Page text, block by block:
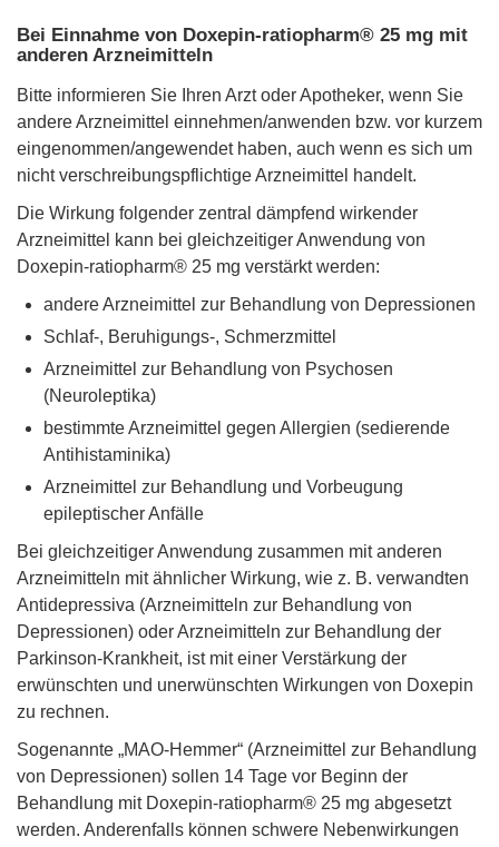
Bei Einnahme von Doxepin-ratiopharm® 25 mg mit
anderen Arzneimitteln
Bitte informieren Sie Ihren Arzt oder Apotheker, wenn Sie
andere Arzneimittel einnehmen/anwenden bzw. vor kurzem
eingenommen/angewendet haben, auch wenn es sich um
nicht verschreibungspflichtige Arzneimittel handelt.
Die Wirkung folgender zentral dämpfend wirkender
Arzneimittel kann bei gleichzeitiger Anwendung von
Doxepin-ratiopharm® 25 mg verstärkt werden:
andere Arzneimittel zur Behandlung von Depressionen
Schlaf-, Beruhigungs-, Schmerzmittel
Arzneimittel zur Behandlung von Psychosen
(Neuroleptika)
bestimmte Arzneimittel gegen Allergien (sedierende
Antihistaminika)
Arzneimittel zur Behandlung und Vorbeugung
epileptischer Anfälle
Bei gleichzeitiger Anwendung zusammen mit anderen
Arzneimitteln mit ähnlicher Wirkung, wie z. B. verwandten
Antidepressiva (Arzneimitteln zur Behandlung von
Depressionen) oder Arzneimitteln zur Behandlung der
Parkinson-Krankheit, ist mit einer Verstärkung der
erwünschten und unerwünschten Wirkungen von Doxepin
zu rechnen.
Sogenannte „MAO-Hemmer“ (Arzneimittel zur Behandlung
von Depressionen) sollen 14 Tage vor Beginn der
Behandlung mit Doxepin-ratiopharm® 25 mg abgesetzt
werden. Anderenfalls können schwere Nebenwirkungen